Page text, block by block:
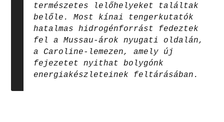
természetes lelőhelyeket találtak
belőle. Most kínai tengerkutatók
hatalmas hidrogénforrást fedeztek
fel a Mussau-árok nyugati oldalán,
a Caroline-lemezen, amely új
fejezetet nyithat bolygónk
energiakészleteinek feltárásában.